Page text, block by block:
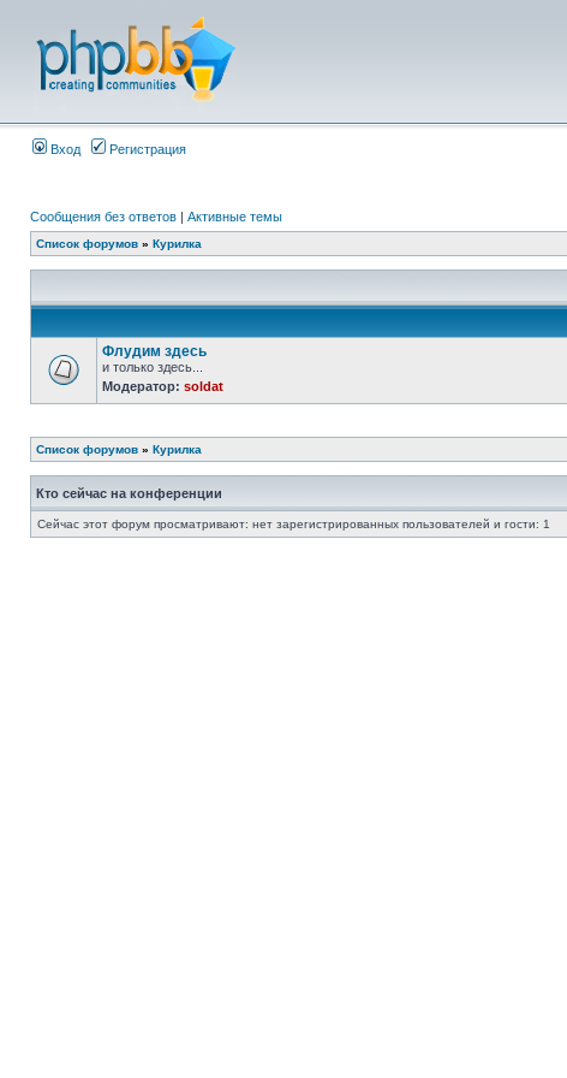
Вход Регистрация
Сообщения без ответов | Активные темы
Список форумов » Курилка
Флудим здесь
и только здесь...
Модератор: soldat
Список форумов » Курилка
Кто сейчас на конференции
Сейчас этот форум просматривают: нет зарегистрированных пользователей и гости: 1